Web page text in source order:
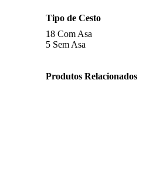
Tipo de Cesto
18 Com Asa
5 Sem Asa
Produtos Relacionados